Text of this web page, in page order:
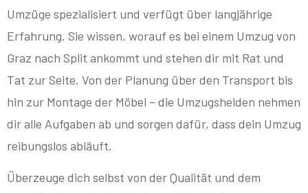
Umzüge spezialisiert und verfügt über langjährige
Erfahrung. Sie wissen, worauf es bei einem Umzug von
Graz nach Split ankommt und stehen dir mit Rat und
Tat zur Seite. Von der Planung über den Transport bis
hin zur Montage der Möbel – die Umzugshelden nehmen
dir alle Aufgaben ab und sorgen dafür, dass dein Umzug
reibungslos abläuft.
Überzeuge dich selbst von der Qualität und dem